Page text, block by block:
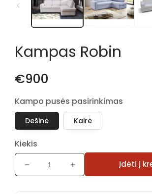
lange
Kampas Robin
€900
Kampo pusės pasirinkimas
Dešinė Kairė
Kiekis
Sumažinti
Kampas
Robin
Padidinti
Kampas
Robin
Įdėti į